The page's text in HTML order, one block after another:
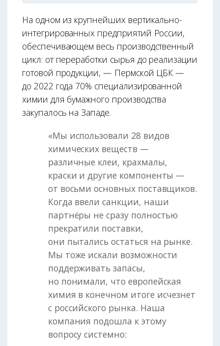
На одном из крупнейших вертикально-
интегрированных предприятий России,
обеспечивающем весь производственный
цикл: от переработки сырья до реализации
готовой продукции, — Пермской ЦБК —
до 2022 года 70% специализированной
химии для бумажного производства
закупалось на Западе.
«Мы использовали 28 видов
химических веществ —
различные клеи, крахмалы,
краски и другие компоненты —
от восьми основных поставщиков.
Когда ввели санкции, наши
партнёры не сразу полностью
прекратили поставки,
они пытались остаться на рынке.
Мы тоже искали возможности
поддерживать запасы,
но понимали, что европейская
химия в конечном итоге исчезнет
с российского рынка. Наша
компания подошла к этому
вопросу системно: